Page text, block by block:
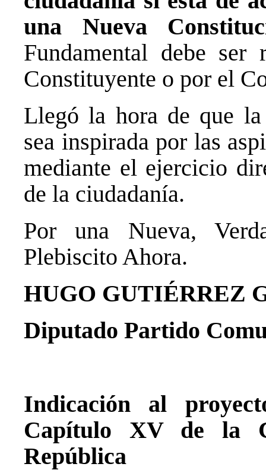
una Nueva
Fundamental debe ser
Constituyente o por el
Llegó la hora de que
sea inspirada por las
mediante el ejercicio
de la ciudadanía.
Por una Nueva,
Plebiscito Ahora.
HUGO GUTIÉRREZ
Diputado Partido
Indicación al
Capítulo XV de la
República